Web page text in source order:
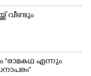
വീണ്ടും
''രാമകഥ എന്നും